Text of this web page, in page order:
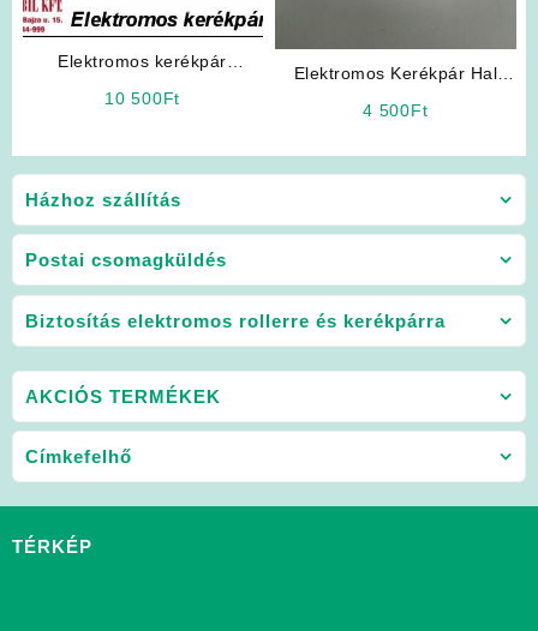
Házhoz szállítás
Postai csomagküldés
Biztosítás elektromos rollerre és kerékpárra
Elektromos kerékpár
10 500Ft
Elektromos Kerékpár Hal
4 500Ft
AKCIÓS TERMÉKEK
Címkefelhő
TÉRKÉP